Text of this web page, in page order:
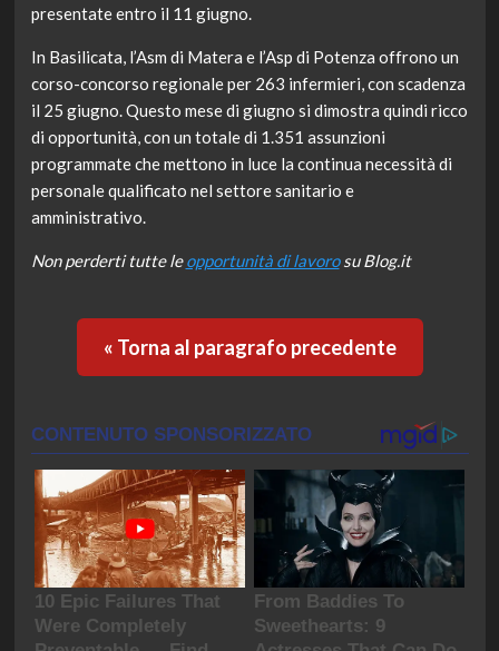
presentate entro il 11 giugno.
In Basilicata, l’Asm di Matera e l’Asp di Potenza offrono un
corso-concorso regionale per 263 infermieri, con scadenza
il 25 giugno. Questo mese di giugno si dimostra quindi ricco
di opportunità, con un totale di 1.351 assunzioni
programmate che mettono in luce la continua necessità di
personale qualificato nel settore sanitario e
amministrativo.
Non perderti tutte leopportunità di lavorosu Blog.it
« Torna al paragrafo precedente